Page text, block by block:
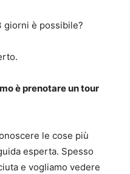
giorni è possibile?
è prenotare un tour
le cose più
esperta. Spesso
e vogliamo vedere